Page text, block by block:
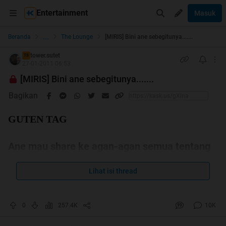
Entertainment Masuk
Beranda ... The Lounge [MIRIS] Bini ane sebegitunya.......
TS
tower.sutet
[MIRIS] Bini ane sebegitunya.......
Bagikan
GUTEN TAG
kehidupan ane.
samarka
n) sungguh masa yang sulit.
Lihat isi thread
257.4K